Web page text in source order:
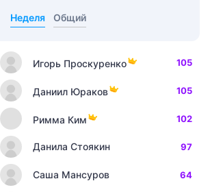
Неделя Общий
Игорь Проскуренко 105
Даниил Юраков 105
Римма Ким 102
Данила Стоякин 97
Саша Мансуров 64